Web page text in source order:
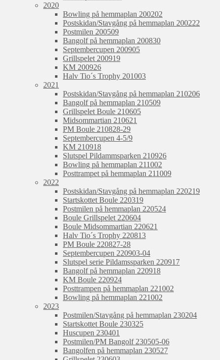
2020
Bowling på hemmaplan 200202
Postskidan/Stavgång på hemmaplan 200222
Postmilen 200509
Bangolf på hemmaplan 200830
Septembercupen 200905
Grillspelet 200919
KM 200926
Halv Tio´s Trophy 201003
2021
Postskidan/Stavgång på hemmaplan 210206
Bangolf på hemmaplan 210509
Grillspelet Boule 210605
Midsommartian 210621
PM Boule 210828-29
Septembercupen 4-5/9
KM 210918
Slutspel Pildammsparken 210926
Bowling på hemmaplan 211002
Posttrampet på hemmaplan 211009
2022
Postskidan/Stavgång på hemmaplan 220219
Startskottet Boule 220319
Postmilen på hemmaplan 220524
Boule Grillspelet 220604
Boule Midsommartian 220621
Halv Tio´s Trophy 220813
PM Boule 220827-28
Septembercupen 220903-04
Slutspel serie Pildamssparken 220917
Bangolf på hemmaplan 220918
KM Boule 220924
Posttrampen på hemmaplan 221002
Bowling på hemmaplan 221002
2023
Postmilen/Stavgång på hemmaplan 230204
Startskottet Boule 230325
Huscupen 230401
Postmilen/PM Bangolf 230505-06
Bangolfen på hemmaplan 230527